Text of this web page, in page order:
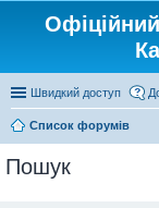
Швидкий доступ
Список форумів
Пошук